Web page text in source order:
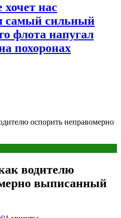
нас
самый сильный
флота напугал
похоронах
оспорить неправомерно
водителю
выписанный